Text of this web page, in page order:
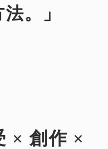
。」
× 創作 ×